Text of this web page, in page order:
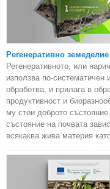
Регенеративно земеделие
Регенеративното, или
използва по-
обработва, и прилага в
продуктивност и
му стои доброто
състояние на почвата
всякаква жива материя